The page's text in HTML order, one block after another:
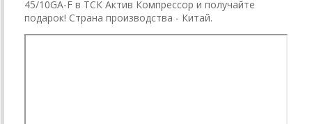
45/10GA-F в ТСК Актив Компрессор и получайте
подарок! Страна производства - Китай.